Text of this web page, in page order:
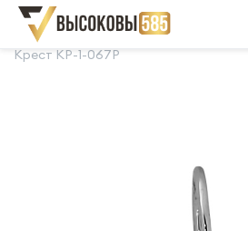
Главная Склад готовой продукции
Крест КР-1-067Р